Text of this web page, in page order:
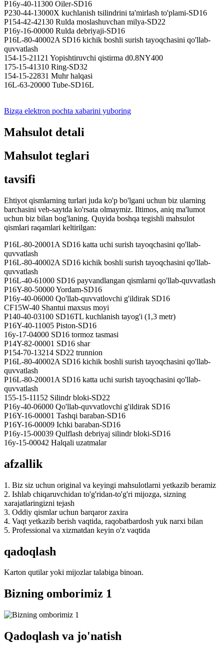
P16y-40-11300 Oiler-SD16
P230-44-13000X kuchlanish tsilindrini ta'mirlash to'plami-SD16
P154-42-42130 Rulda moslashuvchan milya-SD22
P16y-16-00000 Rulda debriyaji-SD16
P16L-80-40002A SD16 kichik boshli surish tayoqchasini qo'llab-
quvvatlash
154-15-21121 Yopishtiruvchi qistirma d0.8NY400
175-15-41310 Ring-SD32
154-15-22831 Muhr halqasi
16L-63-20000 Tube-SD16L
Bizga elektron pochta xabarini yuboring
Mahsulot detali
Mahsulot teglari
tavsifi
Ehtiyot qismlarning turlari juda ko'p bo'lgani uchun biz ularning
barchasini veb-saytda ko'rsata olmaymiz. Iltimos, aniq ma'lumot
uchun biz bilan bog'laning. Quyida boshqa tegishli mahsulot
qismlari raqamlari keltirilgan:
P16L-80-20001A SD16 katta uchi surish tayoqchasini qo'llab-
quvvatlash
P16L-80-40002A SD16 kichik boshli surish tayoqchasini qo'llab-
quvvatlash
P16L-40-61000 SD16 payvandlangan qismlarni qo'llab-quvvatlash
P16Y-80-50000 Yordam-SD16
P16y-40-06000 Qo'llab-quvvatlovchi g'ildirak SD16
CF15W-40 Shantui maxsus moyi
P140-40-03100 SD16TL kuchlanish tayog'i (1,3 metr)
P16Y-40-11005 Piston-SD16
16y-17-04000 SD16 tormoz tasmasi
P14Y-82-00001 SD16 shar
P154-70-13214 SD22 trunnion
P16L-80-40002A SD16 kichik boshli surish tayoqchasini qo'llab-
quvvatlash
P16L-80-20001A SD16 katta uchi surish tayoqchasini qo'llab-
quvvatlash
155-15-11152 Silindr bloki-SD22
P16y-40-06000 Qo'llab-quvvatlovchi g'ildirak SD16
P16Y-16-00001 Tashqi baraban-SD16
P16Y-16-00009 Ichki baraban-SD16
P16y-15-00039 Qulflash debriyaj silindr bloki-SD16
16y-15-00042 Halqali uzatmalar
afzallik
1. Biz siz uchun original va keyingi mahsulotlarni yetkazib beramiz
2. Ishlab chiqaruvchidan to'g'ridan-to'g'ri mijozga, sizning
xarajatlaringizni tejash
3. Oddiy qismlar uchun barqaror zaxira
4. Vaqt yetkazib berish vaqtida, raqobatbardosh yuk narxi bilan
5. Professional va xizmatdan keyin o'z vaqtida
qadoqlash
Karton qutilar yoki mijozlar talabiga binoan.
Bizning omborimiz 1
Qadoqlash va jo'natish